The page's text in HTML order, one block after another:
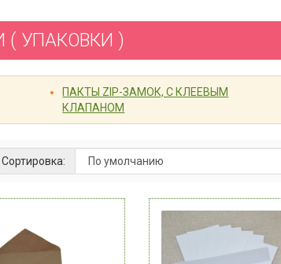
( УПАКОВКИ )
ПАКТЫ ZIP-ЗАМОК, С КЛЕЕВЫМ
КЛАПАНОМ
Сортировка: